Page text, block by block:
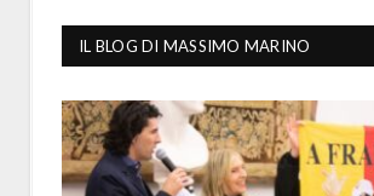
IL BLOG DI MASSIMO MARINO